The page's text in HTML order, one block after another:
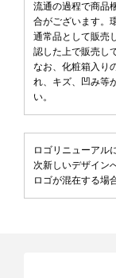
流通の過程で商品
合がございます。
通常品として販売
認した上で販売し
なお、化粧箱入り
れ、キズ、凹み等
い。
ロゴリニューアル
次新しいデザイン
ロゴが混在する場